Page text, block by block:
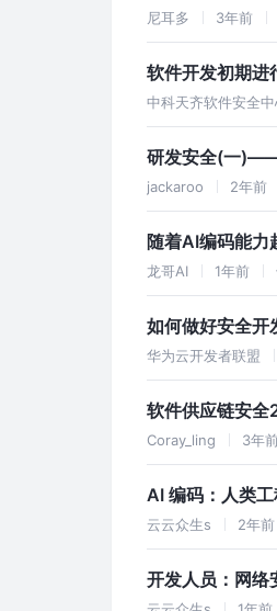
尼耳多 3年前
软件开发初期进
中科天齐软件安全
研发安全(一)——
jackaroo 2年前
随着AI编码能力
龙哥AI 1年前
如何做好安全开
华为云开发者联盟
软件供应链安
Coray_ling 3年前
AI 编码：人类
云云众生s 2年前
开发人员：网络